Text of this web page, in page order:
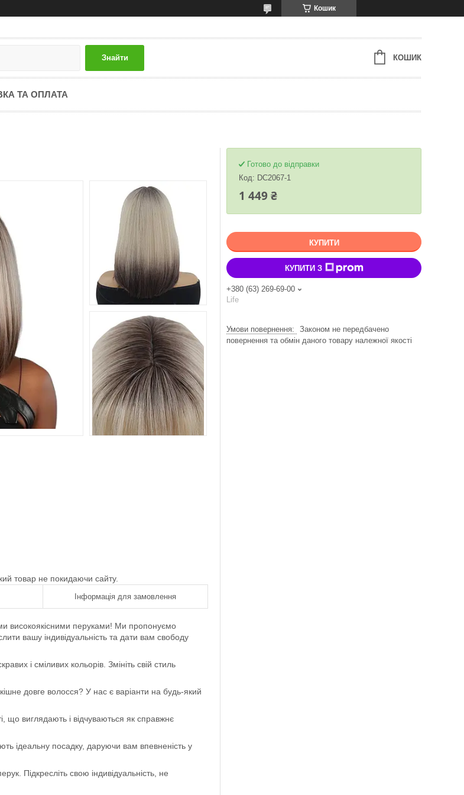
Кошик
Знайти КОШИК
ТА ОПЛАТА
товар не покидаючи сайту.
Інформація для замовлення
високоякісними перуками! Ми пропонуємо
вашу індивідуальність та дати вам свободу
і сміливих кольорів. Змініть свій стиль
довге волосся? У нас є варіанти на будь-який
що виглядають і відчуваються як справжнє
ідеальну посадку, даруючи вам впевненість у
Підкресліть свою індивідуальність, не
Готово до відправки
Код: DC2067-1
1 449 ₴
КУПИТИ
КУПИТИ З
+380 (63) 269-69-00
Life
Законом не передбачено
повернення та обмін даного товару належної якості